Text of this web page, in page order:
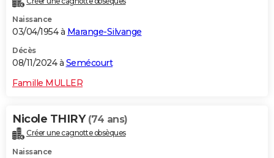
Naissance
03/04/1954 à Marange-Silvange
Décès
08/11/2024 à Semécourt
Famille MULLER
Nicole THIRY (74 ans)
Créer une cagnotte obsèques
Naissance